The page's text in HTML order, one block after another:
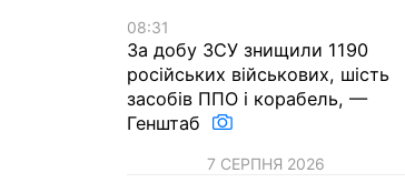
08:31
За добу ЗСУ знищили 1190
російських військових, шість
засобів ППО і корабель, —
Генштаб
7 СЕРПНЯ 2026